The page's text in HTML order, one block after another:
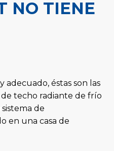
NO TIENE
éstas son las
techo radiante de frío
de
en una casa de